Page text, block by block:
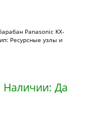
Panasonic KX-
Ресурсные узлы и
Наличии: Да